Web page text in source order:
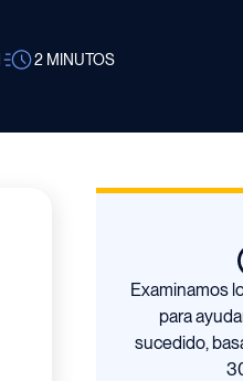
2 MINUTOS
Examinamos
para
sucedido,